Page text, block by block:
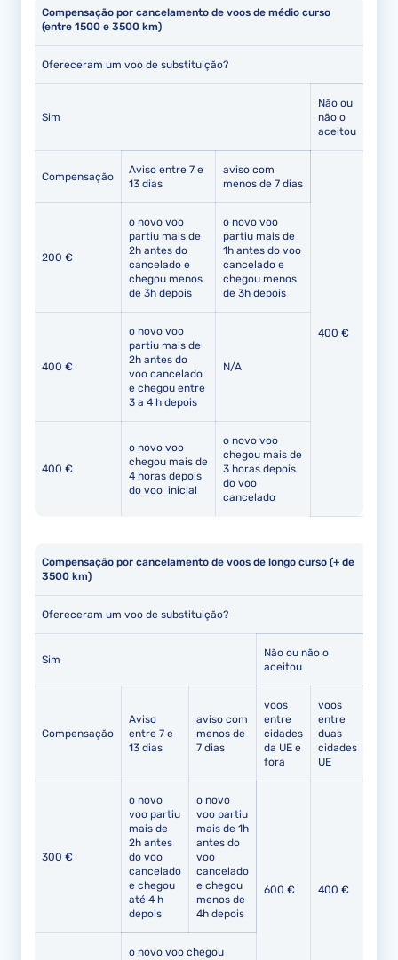
Compensação por cancelamento de voos de médio curso
(entre 1500 e 3500 km)
Ofereceram um voo de substituição?
Sim
Não ou
não o
aceitou
Compensação
Aviso entre 7 e
13 dias
aviso com
menos de 7 dias
400 €
200 €
o novo voo
partiu mais de
2h antes do
cancelado e
chegou menos
de 3h depois
o novo voo
partiu mais de
1h antes do voo
cancelado e
chegou menos
de 3h depois
400 €
o novo voo
partiu mais de
2h antes do
voo cancelado
e chegou entre
3 a 4 h depois
N/A
400 €
o novo voo
chegou mais de
4 horas depois
do voo inicial
o novo voo
chegou mais de
3 horas depois
do voo
cancelado
Compensação por cancelamento de voos de longo curso (+ de
3500 km)
Ofereceram um voo de substituição?
Sim
Não ou não o
aceitou
Compensação
Aviso
entre 7 e
13 dias
aviso com
menos de
7 dias
voos
entre
cidades
da UE e
fora
voos
entre
duas
cidades
UE
300 €
o novo
voo partiu
mais de
2h antes
do voo
cancelado
e chegou
até 4 h
depois
o novo
voo partiu
mais de 1h
antes do
voo
cancelado
e chegou
menos de
4h depois
600 € 400 €
o novo voo chegou